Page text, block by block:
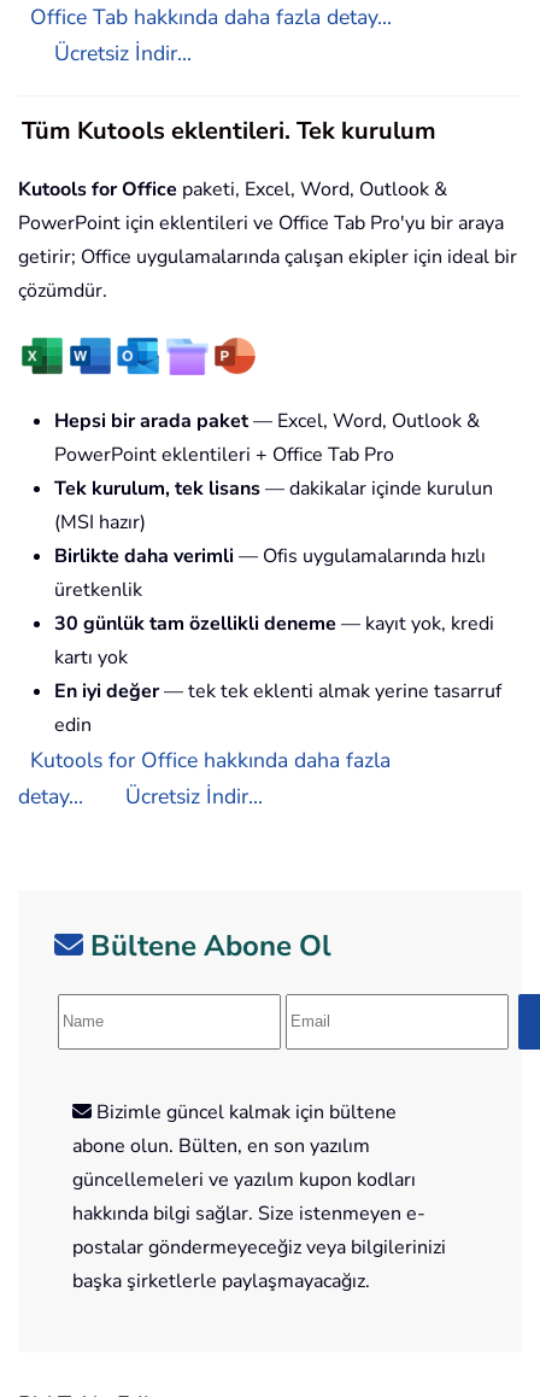
Office Tab hakkında daha fazla detay...
Ücretsiz İndir...
Tüm Kutools eklentileri. Tek kurulum
Kutools for Office paketi, Excel, Word, Outlook &
PowerPoint için eklentileri ve Office Tab Pro'yu bir araya
getirir; Office uygulamalarında çalışan ekipler için ideal bir
çözümdür.
Hepsi bir arada paket— Excel, Word, Outlook &
PowerPoint eklentileri + Office Tab Pro
Tek kurulum, tek lisans— dakikalar içinde kurulun
(MSI hazır)
Birlikte daha verimli — Ofis uygulamalarında hızlı
üretkenlik
30 günlük tam özellikli deneme — kayıt yok, kredi
kartı yok
En iyi değer— tek tek eklenti almak yerine tasarruf
edin
Kutools for Office hakkında daha fazla
detay...
Ücretsiz İndir...
Bültene Abone Ol
Bizimle güncel kalmak için bültene
abone olun. Bülten, en son yazılım
güncellemeleri ve yazılım kupon kodları
hakkında bilgi sağlar. Size istenmeyen e-
postalar göndermeyeceğiz veya bilgilerinizi
başka şirketlerle paylaşmayacağız.